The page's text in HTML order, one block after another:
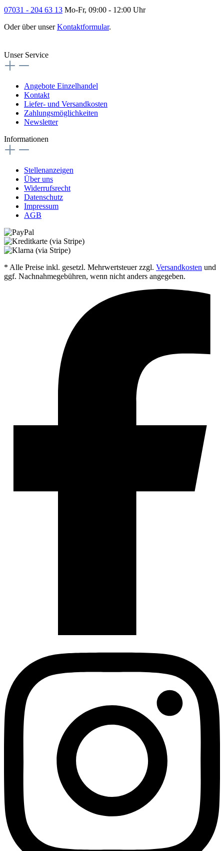
07031 - 204 63 13 Mo-Fr, 09:00 - 12:00 Uhr
Oder über unserKontaktformular.
Unser Service
Angebote Einzelhandel
Kontakt
Liefer- und Versandkosten
Zahlungsmöglichkeiten
Newsletter
Informationen
Stellenanzeigen
Über uns
Widerrufsrecht
Datenschutz
Impressum
AGB
* Alle Preise inkl. gesetzl. Mehrwertsteuer zzgl. Versandkosten und
ggf. Nachnahmegebühren, wenn nicht anders angegeben.